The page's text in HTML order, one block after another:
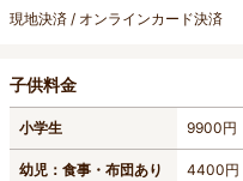
現地決済 / オンラインカード決済
子供料金
小学生 9900円
幼児：食事・布団あり 4400円